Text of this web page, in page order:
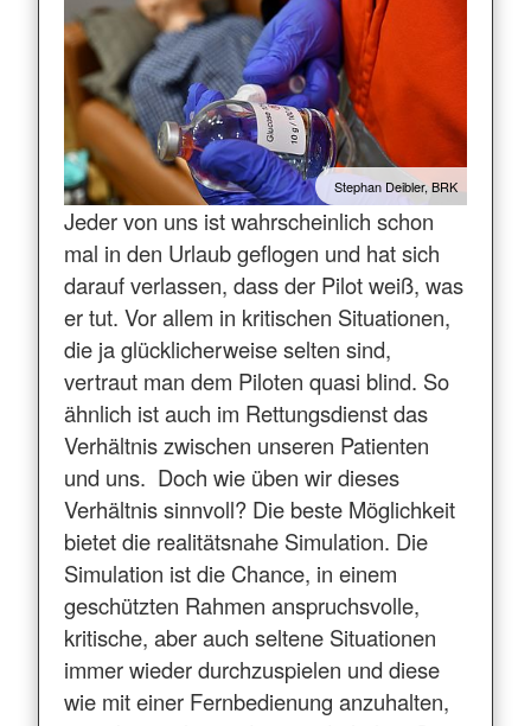
Stephan Deibler, BRK
Jeder von uns ist wahrscheinlich schon
mal in den Urlaub geflogen und hat sich
darauf verlassen, dass der Pilot weiß, was
er tut. Vor allem in kritischen Situationen,
die ja glücklicherweise selten sind,
vertraut man dem Piloten quasi blind. So
ähnlich ist auch im Rettungsdienst das
Verhältnis zwischen unseren Patienten
und uns. Doch wie üben wir dieses
Verhältnis sinnvoll? Die beste Möglichkeit
bietet die realitätsnahe Simulation. Die
Simulation ist die Chance, in einem
geschützten Rahmen anspruchsvolle,
kritische, aber auch seltene Situationen
immer wieder durchzuspielen und diese
wie mit einer Fernbedienung anzuhalten,